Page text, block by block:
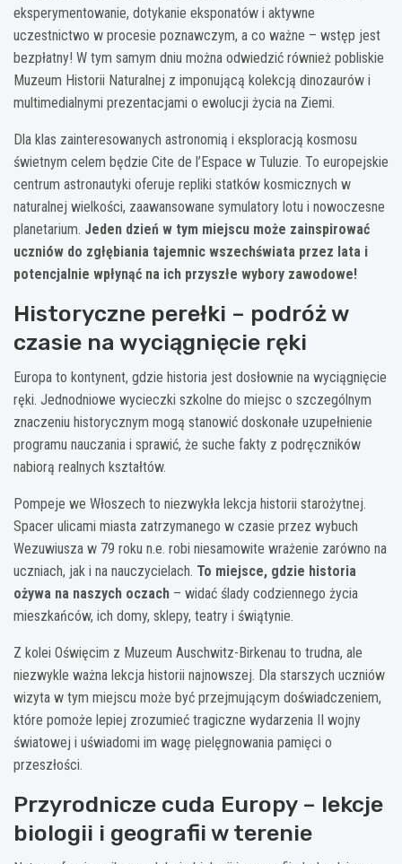
eksperymentowanie, dotykanie eksponatów i aktywne
uczestnictwo w procesie poznawczym, a co ważne – wstęp jest
bezpłatny! W tym samym dniu można odwiedzić również pobliskie
Muzeum Historii Naturalnej z imponującą kolekcją dinozaurów i
multimedialnymi prezentacjami o ewolucji życia na Ziemi.
Dla klas zainteresowanych astronomią i eksploracją kosmosu
świetnym celem będzie Cite de l’Espace w Tuluzie. To europejskie
centrum astronautyki oferuje repliki statków kosmicznych w
naturalnej wielkości, zaawansowane symulatory lotu i nowoczesne
planetarium. Jeden dzień w tym miejscu może zainspirować
uczniów do zgłębiania tajemnic wszechświata przez lata i
potencjalnie wpłynąć na ich przyszłe wybory zawodowe!
Historyczne perełki – podróż w
czasie na wyciągnięcie ręki
Europa to kontynent, gdzie historia jest dosłownie na wyciągnięcie
ręki. Jednodniowe wycieczki szkolne do miejsc o szczególnym
znaczeniu historycznym mogą stanowić doskonałe uzupełnienie
programu nauczania i sprawić, że suche fakty z podręczników
nabiorą realnych kształtów.
Pompeje we Włoszech to niezwykła lekcja historii starożytnej.
Spacer ulicami miasta zatrzymanego w czasie przez wybuch
Wezuwiusza w 79 roku n.e. robi niesamowite wrażenie zarówno na
uczniach, jak i na nauczycielach. To miejsce, gdzie historia
ożywa na naszych oczach – widać ślady codziennego życia
mieszkańców, ich domy, sklepy, teatry i świątynie.
Z kolei Oświęcim z Muzeum Auschwitz-Birkenau to trudna, ale
niezwykle ważna lekcja historii najnowszej. Dla starszych uczniów
wizyta w tym miejscu może być przejmującym doświadczeniem,
które pomoże lepiej zrozumieć tragiczne wydarzenia II wojny
światowej i uświadomi im wagę pielęgnowania pamięci o
przeszłości.
Przyrodnicze cuda Europy – lekcje
biologii i geografii w terenie